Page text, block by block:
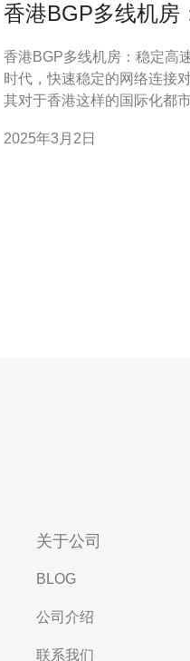
香港BGP多线机房
香港BGP多线机房：稳定高速的网
时代，快速稳定的网络连接
其对于香港这样的国际化都
高速网络的理想选择。 BGP（Border Gateway Protocol）
2025年3月2日
关于公司
BLOG
公司介绍
联系我们